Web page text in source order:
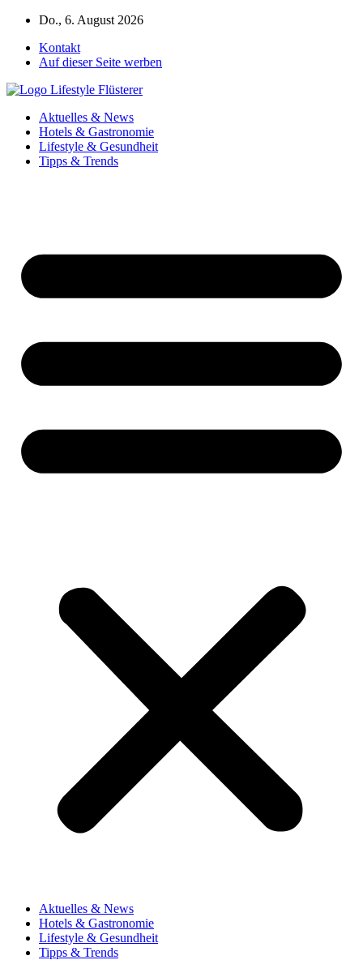
Zum
springen
Do., 6. August 2026
Kontakt
Auf dieser Seite werben
Aktuelles & News
Hotels & Gastronomie
Lifestyle & Gesundheit
Tipps & Trends
Aktuelles & News
Hotels & Gastronomie
Lifestyle & Gesundheit
Tipps & Trends